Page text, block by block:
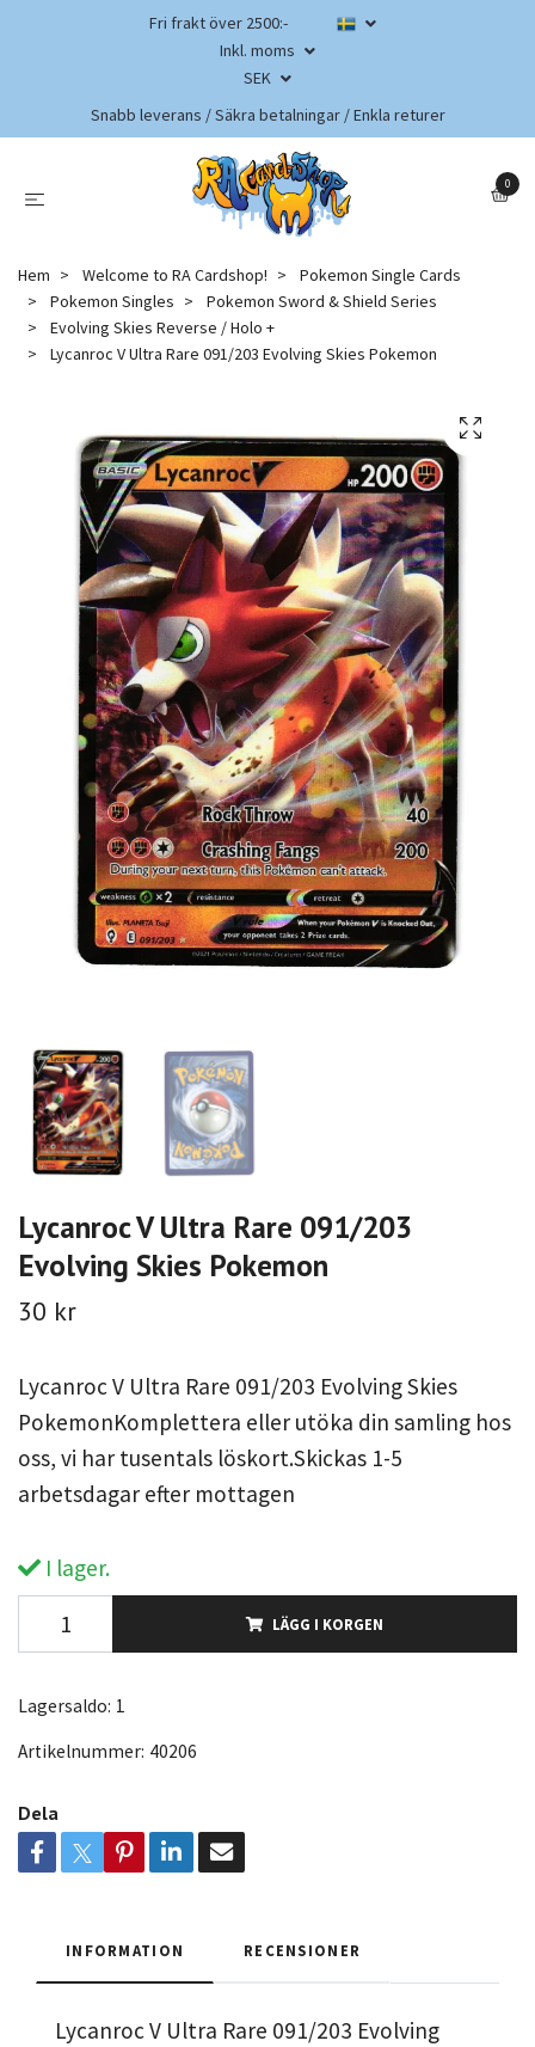
Fri frakt över 2500:-
Inkl. moms
SEK
Snabb leverans / Säkra betalningar / Enkla returer
0
Hem Welcome to RA Cardshop!
Pokemon Single Cards
Pokemon Singles
Pokemon Sword & Shield Series
Evolving Skies Reverse / Holo +
Lycanroc V Ultra Rare 091/203 Evolving Skies Pokemon
Lycanroc V Ultra Rare 091/203
Evolving Skies Pokemon
30 kr
Lycanroc V Ultra Rare 091/203 Evolving Skies
PokemonKomplettera eller utöka din samling hos
oss, vi har tusentals löskort.Skickas 1-5
arbetsdagar efter mottagen
I lager.
LÄGG I KORGEN
Lagersaldo: 1
Artikelnummer: 40206
Dela
INFORMATION RECENSIONER
Lycanroc V Ultra Rare 091/203 Evolving